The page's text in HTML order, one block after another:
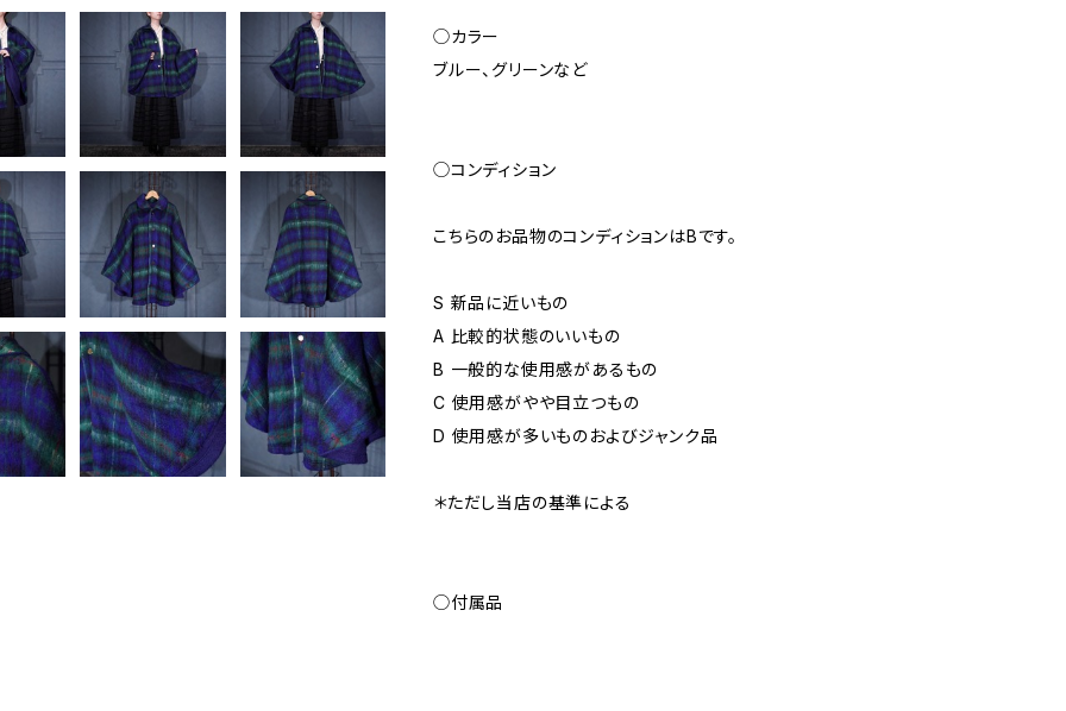
◯カラー
ブルー、グリーンなど
◯コンディション
こちらのお品物のコンディションはBです。
S 新品に近いもの
A 比較的状態のいいもの
B 一般的な使用感があるもの
C 使用感がやや目立つもの
D 使用感が多いものおよびジャンク品
＊ただし当店の基準による
◯付属品